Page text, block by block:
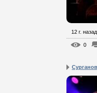
12 г. назад
0